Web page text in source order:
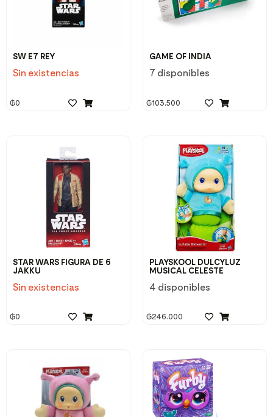
SW E7 REY
Sin existencias
₲0
GAME OF INDIA
7 disponibles
₲103.500
STAR WARS FIGURA DE 6
JAKKU
Sin existencias
₲0
PLAYSKOOL DULCYLUZ
MUSICAL CELESTE
4 disponibles
₲246.000